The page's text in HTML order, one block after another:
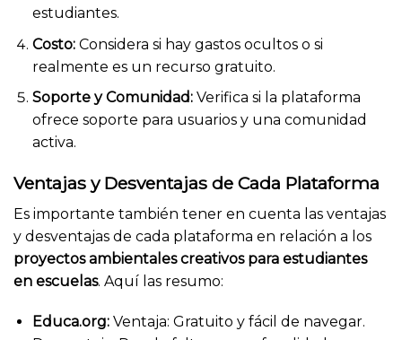
estudiantes.
Costo:Considera si hay gastos ocultos o si
realmente es un recurso gratuito.
Soporte y Comunidad:Verifica si la plataforma
ofrece soporte para usuarios y una comunidad
activa.
Ventajas y Desventajas de Cada Plataforma
Es importante también tener en cuenta las ventajas
y desventajas de cada plataforma en relación a los
proyectos ambientales creativos para estudiantes
en escuelas. Aquí las resumo:
Educa.org:Ventaja: Gratuito y fácil de navegar.